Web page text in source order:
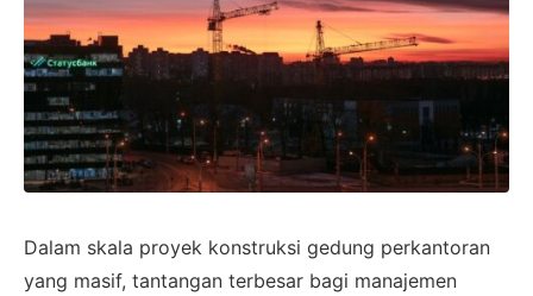
Dalam skala proyek konstruksi gedung perkantoran
yang masif, tantangan terbesar bagi manajemen